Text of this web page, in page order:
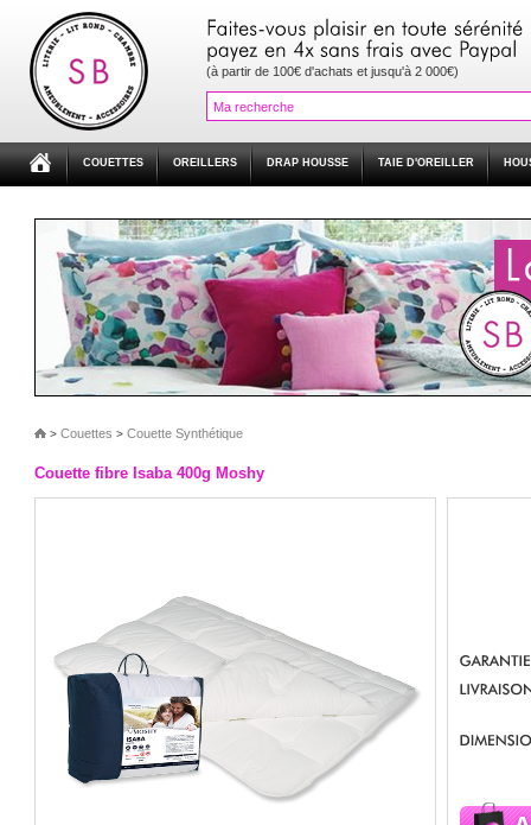
(à partir de 100€ d'achats et jusqu'à 2 000€)
COUETTES OREILLERS DRAP HOUSSE TAIE D'OREILLER
> Couettes > Couette Synthétique
Couette fibre Isaba 400g Moshy